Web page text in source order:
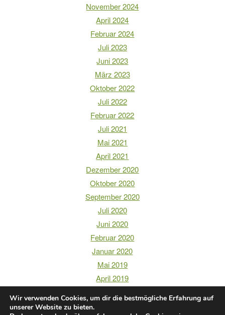
November 2024
April 2024
Februar 2024
Juli 2023
Juni 2023
März 2023
Oktober 2022
Juli 2022
Februar 2022
Juli 2021
Mai 2021
April 2021
Dezember 2020
Oktober 2020
September 2020
Juli 2020
Juni 2020
Februar 2020
Januar 2020
Mai 2019
April 2019
Wir verwenden Cookies, um dir die bestmögliche Erfahrung auf
unserer Website zu bieten.